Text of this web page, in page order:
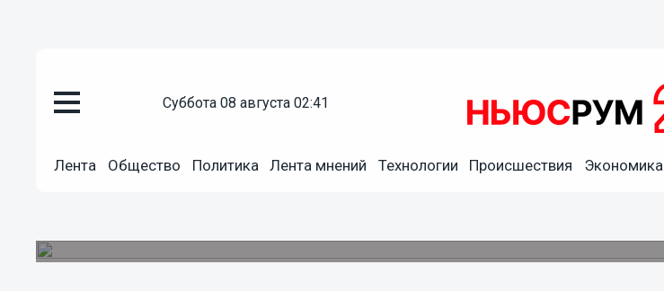
суббота 08 августа 02:41
Лента Общество Политика Лента мнений Технологии Происшествия Экономика
Происшествия
Нижегородская Гострудинспекция внепланово проверит